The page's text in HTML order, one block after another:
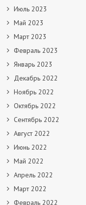
Июль 2023
Май 2023
Март 2023
Февраль 2023
Январь 2023
Декабрь 2022
Ноябрь 2022
Октябрь 2022
Сентябрь 2022
Август 2022
Июнь 2022
Май 2022
Апрель 2022
Март 2022
Февраль 2022